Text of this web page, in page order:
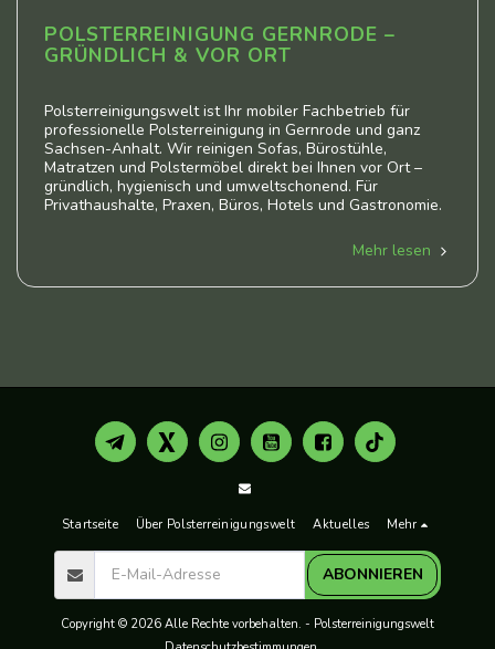
POLSTERREINIGUNG GERNRODE –
GRÜNDLICH & VOR ORT
Polsterreinigungswelt ist Ihr mobiler Fachbetrieb für
professionelle Polsterreinigung in Gernrode und ganz
Sachsen-Anhalt. Wir reinigen Sofas, Bürostühle,
Matratzen und Polstermöbel direkt bei Ihnen vor Ort –
gründlich, hygienisch und umweltschonend. Für
Privathaushalte, Praxen, Büros, Hotels und Gastronomie.
Mehr lesen
Startseite Über Polsterreinigungswelt Aktuelles Mehr
ABONNIEREN
Copyright © 2026 Alle Rechte vorbehalten. - Polsterreinigungswelt